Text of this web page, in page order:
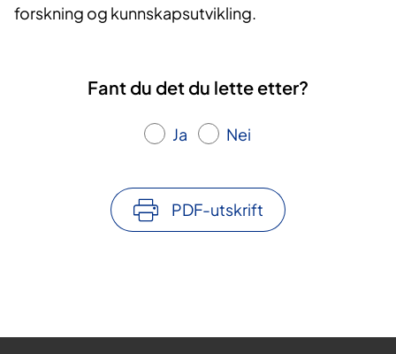
forskning og kunnskapsutvikling.
Fant du det du lette etter?
Ja Nei
PDF-utskrift